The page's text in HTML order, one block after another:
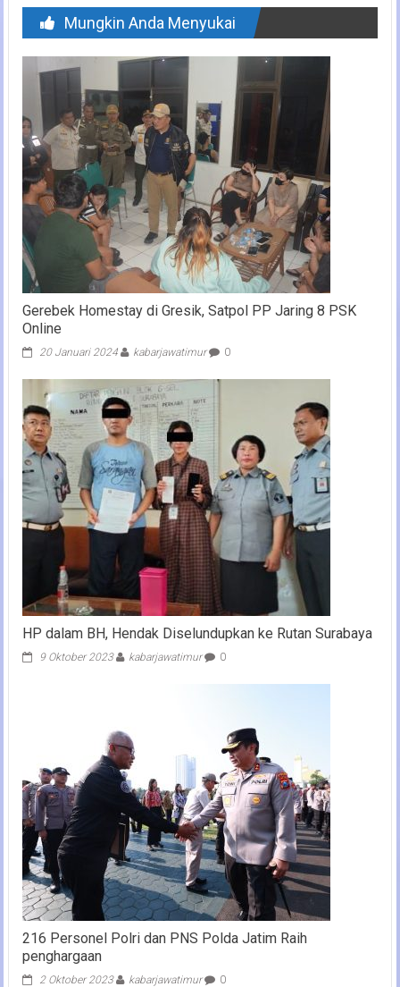
Mungkin Anda Menyukai
Gerebek Homestay di Gresik, Satpol PP Jaring 8 PSK
Online
20 Januari 2024 kabarjawatimur 0
HP dalam BH, Hendak Diselundupkan ke Rutan Surabaya
9 Oktober 2023 kabarjawatimur 0
216 Personel Polri dan PNS Polda Jatim Raih
penghargaan
2 Oktober 2023 kabarjawatimur 0